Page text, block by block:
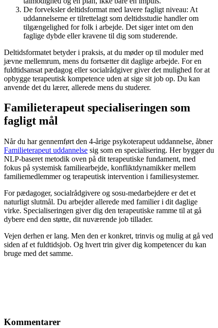
De forveksler deltidsformat med lavere fagligt niveau: At
uddannelserne er tilrettelagt som deltidsstudie handler om
tilgængelighed for folk i arbejde. Det siger intet om den
faglige dybde eller kravene til dig som studerende.
Deltidsformatet betyder i praksis, at du møder op til moduler med
jævne mellemrum, mens du fortsætter dit daglige arbejde. For en
fuldtidsansat pædagog eller socialrådgiver giver det mulighed for at
opbygge terapeutisk kompetence uden at sige sit job op. Du kan
anvende det du lærer, allerede mens du studerer.
Familieterapeut specialiseringen som
fagligt mål
Når du har gennemført den 4-årige psykoterapeut uddannelse, åbner
Familieterapeut uddannelse sig som en specialisering. Her bygger du
NLP-baseret metodik oven på dit terapeutiske fundament, med
fokus på systemisk familiearbejde, konfliktdynamikker mellem
familiemedlemmer og terapeutisk intervention i familiesystemer.
For pædagoger, socialrådgivere og sosu-medarbejdere er det et
naturligt slutmål. Du arbejder allerede med familier i dit daglige
virke. Specialiseringen giver dig den terapeutiske ramme til at gå
dybere end den støtte, dit nuværende job tillader.
Vejen derhen er lang. Men den er konkret, trinvis og mulig at gå ved
siden af et fuldtidsjob. Og hvert trin giver dig kompetencer du kan
bruge med det samme.
Kommentarer